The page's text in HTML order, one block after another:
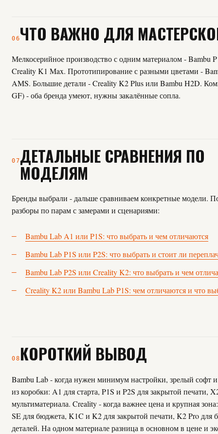
06ЧТО ВАЖНО ДЛЯ
Мелкосерийное производство с одним материалом - Bambu
Creality K1 Max. Прототипирование с разными цветами -
AMS. Большие детали - Creality K2 Plus или Bambu H2D.
GF) - оба бренда умеют, нужны закалённые сопла.
07ДЕТАЛЬНЫЕ СРАВНЕНИЯ ПО
МОДЕЛЯМ
Бренды выбрали - дальше сравниваем конкретные модели.
разборы по парам с замерами и сценариями:
Bambu Lab A1 или P1S: что выбрать и чем отличаются
Bambu Lab P1S или P2S: что выбрать и стоит ли
Bambu Lab P2S или Creality K2: что выбрать и чем
Creality K2 или Bambu Lab P1S: чем отличаются и что
08 КОРОТКИЙ ВЫВОД
Bambu Lab - когда нужен минимум настройки, зрелый софт
из коробки: A1 для старта, P1S и P2S для закрытой печати,
мультиматериала. Creality - когда важнее цена и крупная
SE для бюджета, K1C и K2 для закрытой печати, K2 Pro для
деталей. На одном материале разница в основном в цене и